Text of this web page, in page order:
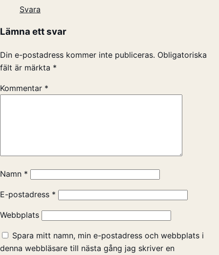
Svara
Lämna ett svar
Din e-postadress kommer inte publiceras. Obligatoriska
fält är märkta *
Kommentar *
Namn *
E-postadress *
Webbplats
Spara mitt namn, min e-postadress och webbplats i
denna webbläsare till nästa gång jag skriver en